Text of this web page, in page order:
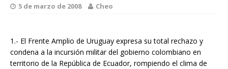
5 de marzo de 2008 Cheo
1.- El Frente Amplio de Uruguay expresa su total rechazo y
condena a la incursión militar del gobierno colombiano en
territorio de la República de Ecuador, rompiendo el clima de